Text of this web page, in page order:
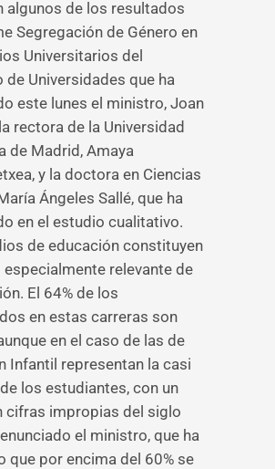
algunos de los resultados
Segregación de Género en
Universitarios del
de Universidades que ha
este lunes el ministro, Joan
rectora de la Universidad
de Madrid, Amaya
y la doctora en Ciencias
Ángeles Sallé, que ha
en el estudio cualitativo.
de educación constituyen
relevante de
El 64% de los
en estas carreras son
en el caso de las de
Infantil representan la casi
los estudiantes, con un
cifras impropias del siglo
el ministro, que ha
que por encima del 60% se